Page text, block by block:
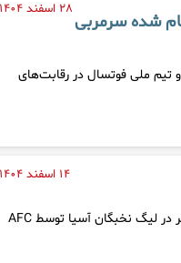
۲۸ اسفند ۱۴۰۴
شده سرمربی
تیم ملی فوتسال در رقابت‌های
۱۴ اسفند ۱۴۰۴
باشگاه تراکتور به دلیل تخلف در دیدار خانگی برابر الدحیل قطر در لیگ نخبگان آسیا توسط AFC